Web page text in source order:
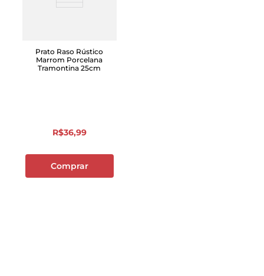
Prato Raso Rústico
Marrom Porcelana
Tramontina 25cm
R$36,99
Comprar